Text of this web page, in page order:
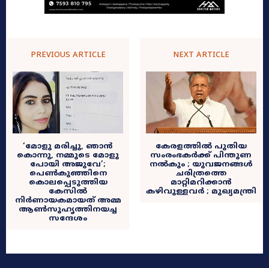
PREVIOUS ARTICLE
‘മോളു മരിച്ചു, ഞാൻ
കൊന്നു, നമ്മുടെ മോളു
പോയി അജുവേ’;
പെൺകുഞ്ഞിനെ
കൊലപ്പെടുത്തിയ
കേസിൽ
നിർണായകമായത് അമ്മ
ആൺസുഹൃത്തിനയച്ച
സന്ദേശം
NEXT ARTICLE
കേരളത്തിൽ പുതിയ
സംരംഭകർക്ക് പിന്തുണ
നൽകും ; യുവജനങ്ങള്‍
ചരിത്രത്തെ
മാറ്റിമറിക്കാന്‍
കഴിവുള്ളവർ ; മുഖ്യമന്ത്രി